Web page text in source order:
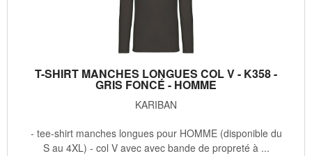
T-SHIRT MANCHES LONGUES COL V - K358 -
GRIS FONCÉ - HOMME
KARIBAN
- tee-shirt manches longues pour HOMME (disponible du
S au 4XL) - col V avec avec bande de propreté à ...